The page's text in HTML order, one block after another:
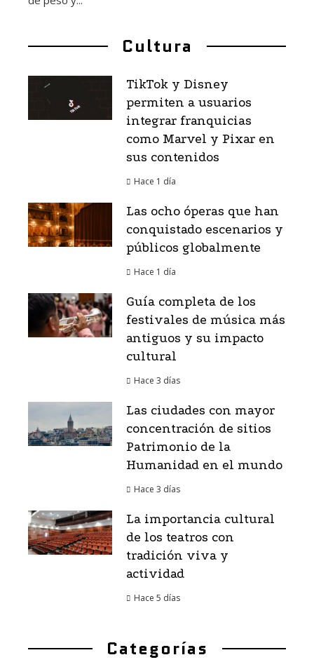
Cultura
TikTok y Disney
permiten a usuarios
integrar franquicias
como Marvel y Pixar en
sus contenidos
Hace 1 día
Las ocho óperas que han
conquistado escenarios y
públicos globalmente
Hace 1 día
Guía completa de los
festivales de música más
antiguos y su impacto
cultural
Hace 3 días
Las ciudades con mayor
concentración de sitios
Patrimonio de la
Humanidad en el mundo
Hace 3 días
La importancia cultural
de los teatros con
tradición viva y
actividad
Hace 5 días
Categorías